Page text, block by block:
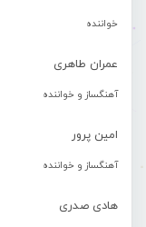
خواننده
عمران طاهری
آهنگساز و خواننده
امین پرور
آهنگساز و خواننده
هادی صدری